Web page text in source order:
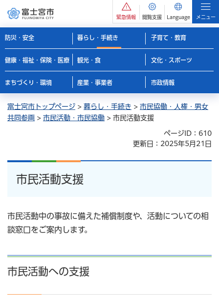
緊急情報 閲覧支援 Language メニュー
防災・安全 暮らし・手続き 子育て・教育
健康・福祉・保険・医療 観光・食 文化・スポーツ
まちづくり・環境 産業・事業者 市政情報
富士宮市トップページ > 暮らし・手続き > 市民協働・人権・男女
共同参画 > 市民活動・市民協働 > 市民活動支援
ページID：610
更新日：2025年5月21日
市民活動支援
市民活動中の事故に備えた補償制度や、活動についての相
談窓口をご案内します。
市民活動への支援